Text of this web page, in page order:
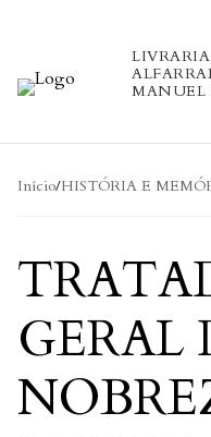
LIVRARIA
MANUEL
Início/HISTÓRIA E
GERAL